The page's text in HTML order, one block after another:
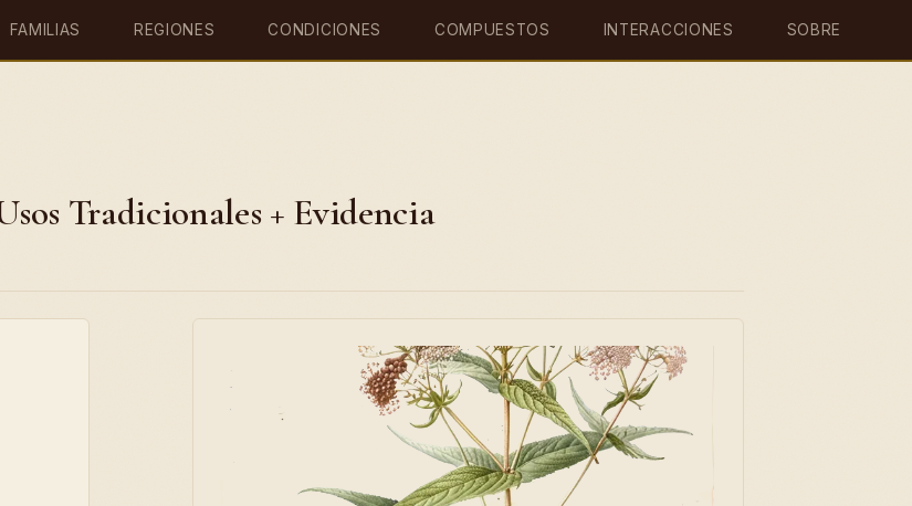
FAMILIAS REGIONES CONDICIONES COMPUESTOS INTERACCIONES SOBRE
Tradicionales + Evidencia